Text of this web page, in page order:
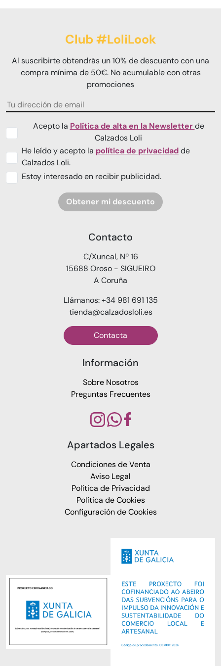
Club #LoliLook
Al suscribirte obtendrás un 10% de descuento con una
compra mínima de 50€. No acumulable con otras
promociones
Acepto la Política de alta en la Newsletterde
Calzados Loli
He leído y acepto la política de privacidadde
Calzados Loli.
Estoy interesado en recibir publicidad.
Obtener mi descuento
Contacto
C/Xuncal, Nº 16
15688 Oroso - SIGUEIRO
A Coruña
Llámanos: +34 981 691 135
tienda@calzadosloli.es
Contacta
Información
Sobre Nosotros
Preguntas Frecuentes
Apartados Legales
Condiciones de Venta
Aviso Legal
Política de Privacidad
Política de Cookies
Configuración de Cookies